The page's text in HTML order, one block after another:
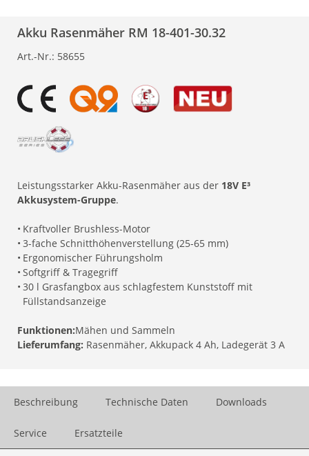
Akku Rasenmäher RM 18-401-30.32
Art.-Nr.: 58655
Leistungsstarker Akku-Rasenmäher aus der 18V E³
Akkusystem-Gruppe.
• Kraftvoller Brushless-Motor
• 3-fache Schnitthöhenverstellung (25-65 mm)
• Ergonomischer Führungsholm
• Softgriff & Tragegriff
• 30 l Grasfangbox aus schlagfestem Kunststoff mit
Füllstandsanzeige
Funktionen:Mähen und Sammeln
Lieferumfang: Rasenmäher, Akkupack 4 Ah, Ladegerät 3 A
Beschreibung Technische Daten Downloads
Service Ersatzteile